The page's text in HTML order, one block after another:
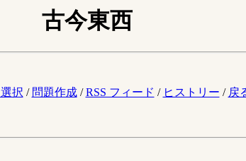
古今東西
択 / 問題作成/RSS フィード / ヒストリー / 戻